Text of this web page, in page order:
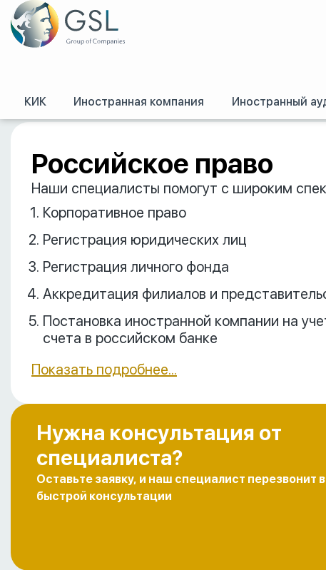
КИК Иностранная компания Иностранный
GSL/Российское право
Российское право
Наши специалисты помогут с широким
Корпоративное право
Регистрация юридических лиц
Регистрация личного фонда
Аккредитация филиалов и
Постановка иностранной компании на
счета в российском банке
Показать подробнее...
Нужна консультация от
специалиста?
Оставьте заявку, и наш специалист перезвонит
быстрой консультации